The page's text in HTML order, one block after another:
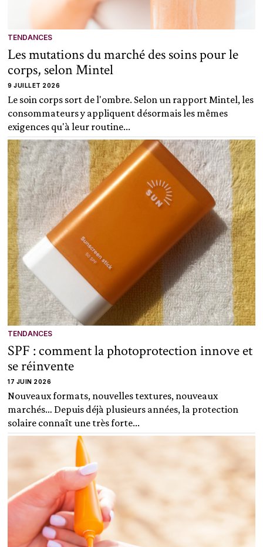
TENDANCES
Les mutations du marché des soins pour le
corps, selon Mintel
9 JUILLET 2026
Le soin corps sort de l'ombre. Selon un rapport Mintel, les
consommateurs y appliquent désormais les mêmes
exigences qu'à leur routine...
TENDANCES
SPF : comment la photoprotection innove et
se réinvente
17 JUIN 2026
Nouveaux formats, nouvelles textures, nouveaux
marchés… Depuis déjà plusieurs années, la protection
solaire connaît une très forte...